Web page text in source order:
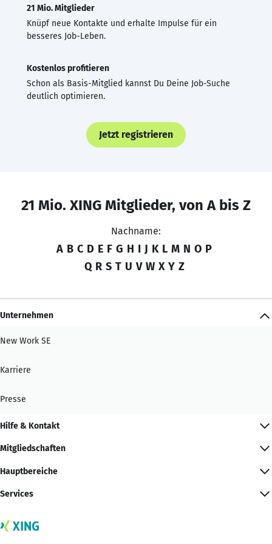
21 Mio. Mitglieder
Knüpf neue Kontakte und erhalte Impulse für ein
besseres Job-Leben.
Kostenlos profitieren
Schon als Basis-Mitglied kannst Du Deine Job-Suche
deutlich optimieren.
Jetzt registrieren
21 Mio. XING Mitglieder, von A bis Z
Nachname:
A B C D E F G H I J K L M N O P
Q R S T U V W X Y Z
Unternehmen
New Work SE
Karriere
Presse
Hilfe & Kontakt
Mitgliedschaften
Hauptbereiche
Services